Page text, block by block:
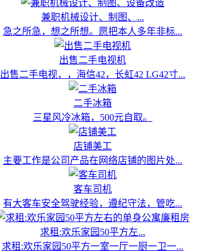
兼职机械设计、制图、...
急之所急，想之所想。愿把本人多年非标...
出售二手电视机
出售二手电视，，海信42，长虹42 LG42寸...
二手冰箱
三星风冷冰箱，500元自取。
店铺美工
主要工作是公司产品在网络店铺的图片处...
客车司机
有大客车安全驾驶经验，遵纪守法，管吃...
求租:欢乐家园50平方左...
求租:欢乐家园50平方一室一厅一厨一卫一...